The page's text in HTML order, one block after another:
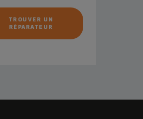
TROUVER UN
RÉPARATEUR